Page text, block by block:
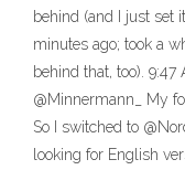
behind (and I just set
minutes ago; took a
behind that, too).
@Minnermann_ My
So I switched to
looking for English